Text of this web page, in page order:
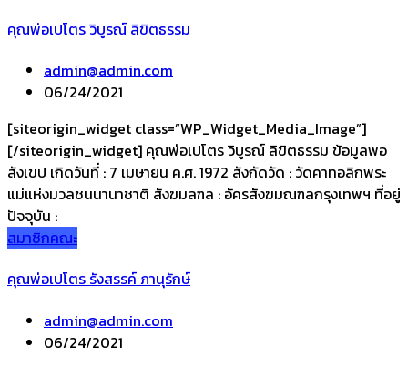
คุณพ่อเปโตร วิบูรณ์ ลิขิตธรรม
admin@admin.com
06/24/2021
[siteorigin_widget class=”WP_Widget_Media_Image”]
[/siteorigin_widget] คุณพ่อเปโตร วิบูรณ์ ลิขิตธรรม ข้อมูลพอ
สังเขป เกิดวันที่ : 7 เมษายน ค.ศ. 1972 สังกัดวัด : วัดคาทอลิกพระ
แม่แห่งมวลชนนานาชาติ สังฆมลฑล : อัครสังฆมณฑลกรุงเทพฯ ที่อยู่
ปัจจุบัน :
สมาชิกคณะ
คุณพ่อเปโตร รังสรรค์ ภานุรักษ์
admin@admin.com
06/24/2021